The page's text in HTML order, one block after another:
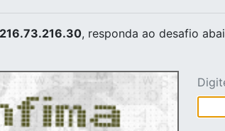
216.73.216.30, responda ao desafio